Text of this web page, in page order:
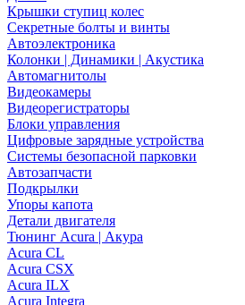
Крышки ступиц колес
Секретные болты и винты
Автоэлектроника
Колонки | Динамики | Акустика
Автомагнитолы
Видеокамеры
Видеорегистраторы
Блоки управления
Цифровые зарядные устройства
Системы безопасной парковки
Автозапчасти
Подкрылки
Упоры капота
Детали двигателя
Тюнинг Acura | Акура
Acura CL
Acura CSX
Acura ILX
Acura Integra